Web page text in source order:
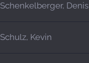
Schenkelberger, Denis
Schulz, Kevin